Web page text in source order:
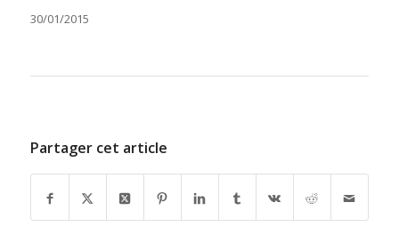
30/01/2015
Partager cet article